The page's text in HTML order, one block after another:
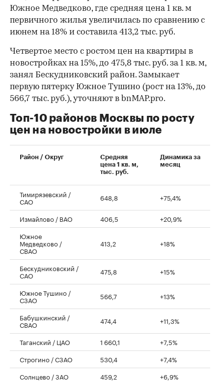
Южное Медведково, где средняя цена 1 кв. м
первичного жилья увеличилась по сравнению с
июнем на 18% и составила 413,2 тыс. руб.
00:00 / 00:00
Четвертое место с ростом цен на квартиры в
новостройках на 15%, до 475,8 тыс. руб. за 1 кв. м,
занял Бескудниковский район. Замыкает
первую пятерку Южное Тушино (рост на 13%, до
566,7 тыс. руб.), уточняют в bnMAP.pro.
Топ-10 районов Москвы по росту
цен на новостройки в июле
Район / Округ
Средняя
цена 1 кв. м,
тыс. руб.
Динамика за
месяц
Тимирязевский /
САО 648,8 +75,4%
Измайлово / ВАО 406,5
+20,9%
Южное
Медведково /
СВАО
413,2 +18%
Бескудниковский /
САО 475,8 +15%
Южное Тушино /
СЗАО 566,7 +13%
Бабушкинский /
СВАО 474,4 +11,3%
Таганский / ЦАО 1 660,1
+7,5%
Строгино / СЗАО
530,4
+7,4%
Солнцево / ЗАО
459,2
+6,9%